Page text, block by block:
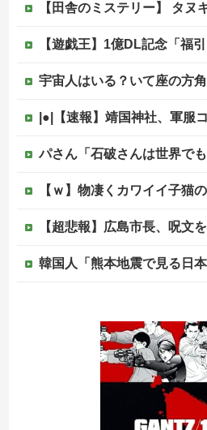
【田舎のミステリー】 タヌキが人間
【遊戯王】1億DL記念「福引
宇宙人はいる？いて座の方角から72秒間捉えた強い電波
|●|【速報】靖国神社、軍服コス
パさん「石破さんは世界でも珍しい、国民による石破辞
【ｗ】物凄くカワイイ子猫
【超悲報】広島市長、呪文を唱えて日本人をゾ
韓国人「熊本地震で見る日本の土木技術の完全勝利をご覧ください」→「これはすごいわ」
佐藤二朗、橋本愛との騒動で主演映
PTA会長「PTA参加拒否した親へ最終
中国の海水浴場の映像があ